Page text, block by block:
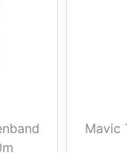
Mavic